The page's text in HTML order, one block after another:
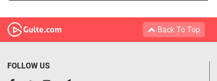
Back To Top
FOLLOW US